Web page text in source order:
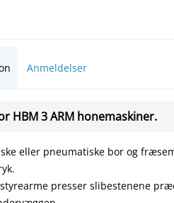
Anmeldelser
HBM 3 ARM honemaskiner.
eller pneumatiske bor og
presser slibestenene